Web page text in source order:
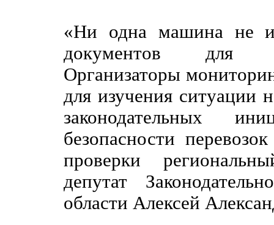
«Ни одна машина не
документов для
Организаторы
для изучения ситуации
законодательных
безопасности
проверки
депутат
области Алексей